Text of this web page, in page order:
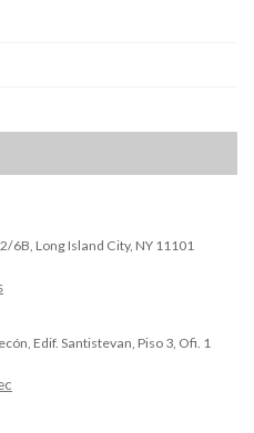
6B, Long Island City, NY 11101
Edif. Santistevan, Piso 3, Ofi. 1